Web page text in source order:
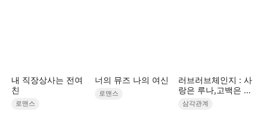
내 직장상사는 전여
친
로맨스
너의 뮤즈 나의 여신
로맨스
러브러브체인지 : 사
랑은 루나,고백은 한
별,흔들린 건 우주
삼각관계